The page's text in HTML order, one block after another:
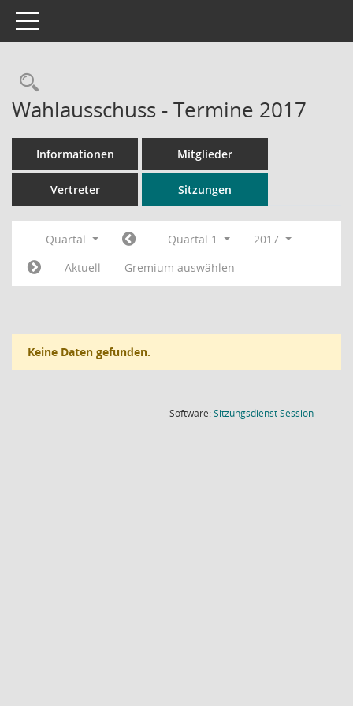
Toggle navigation
Rechercheauswahl
Wahlausschuss - Termine 2017
Informationen Mitglieder
Vertreter Sitzungen
Quartal Quartal 1
2017
Aktuell
Gremium auswählen
Keine Daten gefunden.
Software:SitzungsdienstSession(Wird in